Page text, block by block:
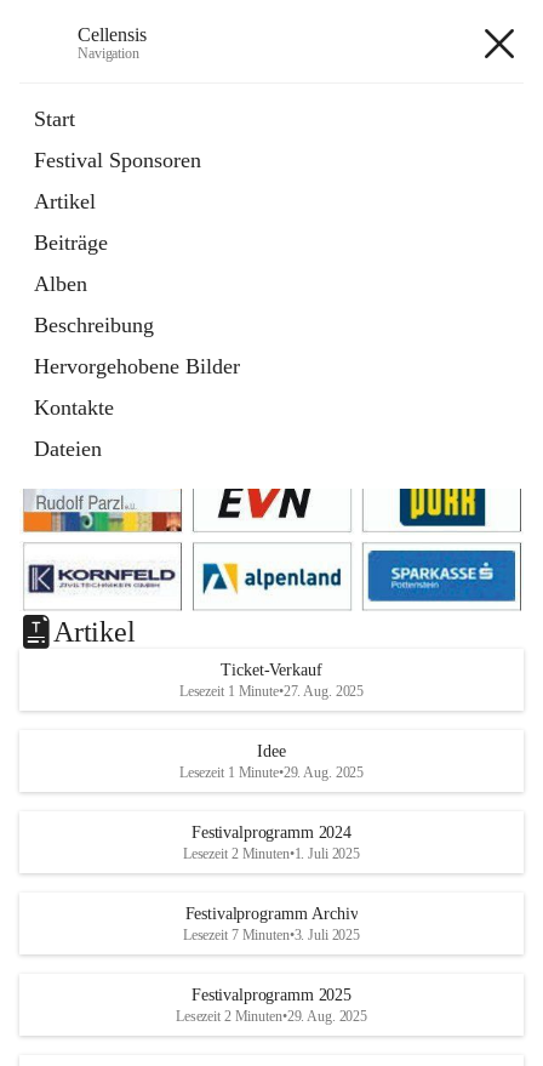
Cellensis
Navigation
Start
Festival Sponsoren
Artikel
Beiträge
Alben
Beschreibung
Hervorgehobene Bilder
Kontakte
Dateien
Festival Sponsoren
Artikel
Ticket-Verkauf
Lesezeit 1 Minute•27. Aug. 2025
Idee
Lesezeit 1 Minute•29. Aug. 2025
Festivalprogramm 2024
Lesezeit 2 Minuten•1. Juli 2025
Festivalprogramm Archiv
Lesezeit 7 Minuten•3. Juli 2025
Festivalprogramm 2025
Lesezeit 2 Minuten•29. Aug. 2025